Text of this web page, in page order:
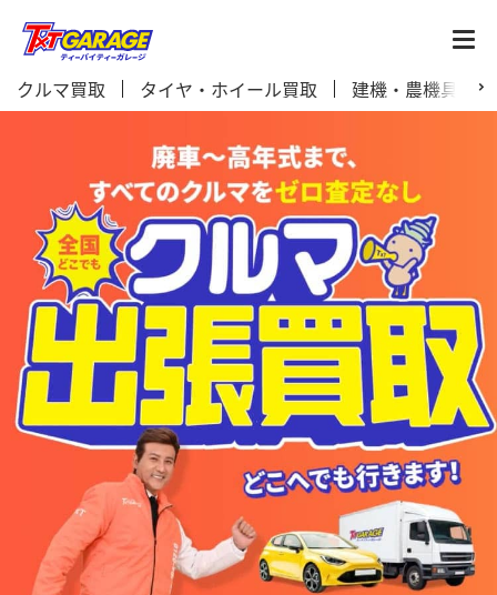
クルマ買取 タイヤ・ホイール買取 建機・農機具買取